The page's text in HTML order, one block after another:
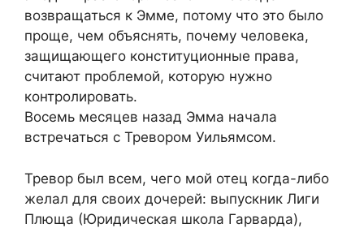
возвращаться к Эмме, потому что это было
проще, чем объяснять, почему человека,
защищающего конституционные права,
считают проблемой, которую нужно
контролировать.
Восемь месяцев назад Эмма начала
встречаться с Тревором Уильямсом.
Тревор был всем, чего мой отец когда-либо
желал для своих дочерей: выпускник Лиги
Плюща (Юридическая школа Гарварда),